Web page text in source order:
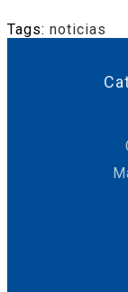
Tags: noticias